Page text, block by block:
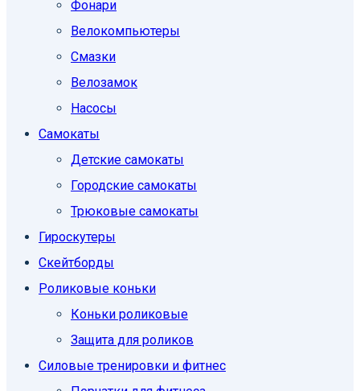
Фонари
Велокомпьютеры
Смазки
Велозамок
Насосы
Самокаты
Детские самокаты
Городские самокаты
Трюковые самокаты
Гироскутеры
Скейтборды
Роликовые коньки
Коньки роликовые
Защита для роликов
Силовые тренировки и фитнес